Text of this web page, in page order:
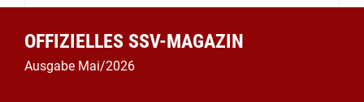
OFFIZIELLES SSV-MAGAZIN
Ausgabe Mai/2026